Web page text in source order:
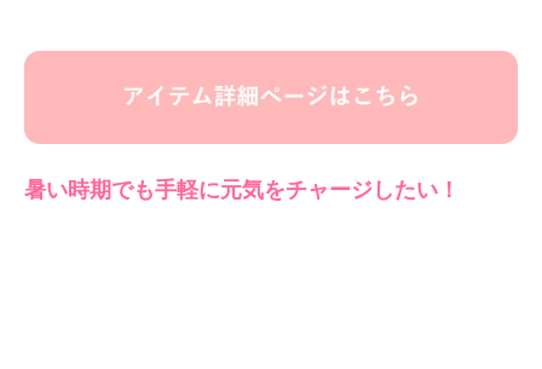
暑い時期でも手軽に元気をチャージしたい！